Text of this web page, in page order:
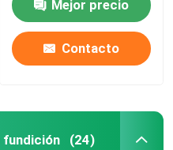
Mejor precio
Contacto
fundición (24)